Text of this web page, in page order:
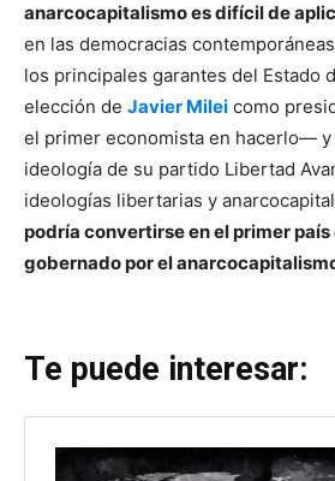
anarcocapitalismo es difícil de
en las democracias
los principales garantes del Estado
elección de Javier Milei como
el primer economista en hacerlo— y
ideología de su partido Libertad
ideologías libertarias y
podría convertirse en el primer
gobernado por el
Te puede interesar: